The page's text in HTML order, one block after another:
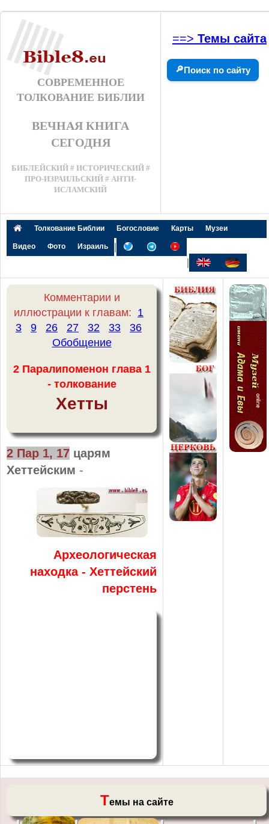
СОВРЕМЕННОЕ
ТОЛКОВАНИЕ БИБЛИИ
ВЕЧНАЯ КНИГА
СЕГОДНЯ
БИБЛЕЙСКИЙ # ИСТОРИЧЕСКИЙ #
ПРО-ИЗРАИЛЬСКИЙ # АНТИ-
ИСЛАМСКИЙ
==> Темы сайта
🔎Поиск по сайту
Толкование Библии Богословие Карты Музеи
Видео Фото Израиль
|
|
Комментарии и
иллюстрации к главам: 1
3
9 26 27 32 33
36
Обобщение
2 Паралипоменон глава 1
- толкование
Хетты
2 Пар 1, 17 царям
Хеттейским -
Археологическая
находка - Хеттейский
перстень
Темы на сайте